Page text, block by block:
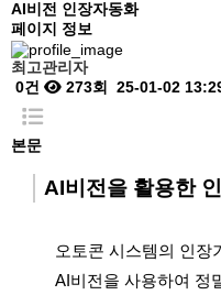
AI비전 인장자동화
페이지 정보
최고관리자
0건
273회 25-01-02
본문
AI비전을 활용한
오토콘 시스템의 인장
AI비전을 사용하여 정